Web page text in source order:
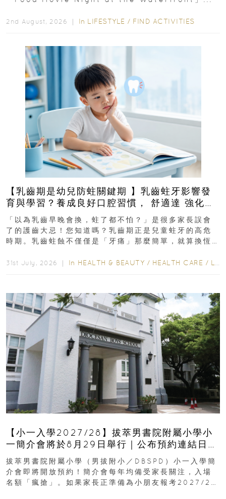
2nd August, 2026 ｜ In LIFESTYLE / FIND ACTIVITIES
【乳齒期是幼兒防蛀關鍵期 】乳齒蛀牙影響發
育與學習？養成良好口腔習慣， 舒適達 強化琺
瑯質 兒童牙膏防護指南
「以為乳齒早晚會換，蛀了都不怕？」是很多家長誤會
了的護齒大忌！您知道嗎？乳齒期正是兒童蛀牙的高危
時期。乳齒蛀蝕不僅僅是「牙痛」那麼簡單，就算換恆
31st July, 2026 ｜ In HEALTH & BEAUTY / HEALTH CARE / LIFESTYLE
【小一入學2027/28】拔萃男書院附屬小學小
一簡介會將於8月29日舉行｜公布預約連結日期
｜更設有網上重溫
拔萃男書院附屬小學（男拔附小／DBSPD）小一入學簡
介會即將開放預約！簡介會每年均備受家長關注，入場
名額「瘋搶」。如果家長正準備為小朋友報考2027/28